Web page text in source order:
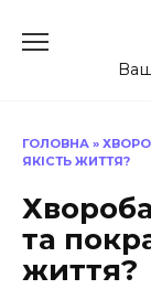
до
ГОЛОВНА »
ЯКІСТЬ ЖИТТЯ?
та
життя?